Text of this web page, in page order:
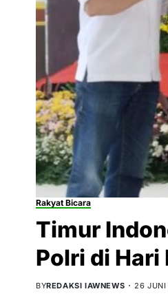
Rakyat Bicara
Timur
Polri di Hari
BYREDAKSI IAWNEWS 26